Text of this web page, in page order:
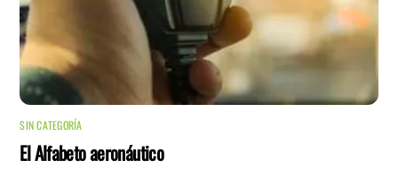
SIN CATEGORÍA
El Alfabeto aeronáutico